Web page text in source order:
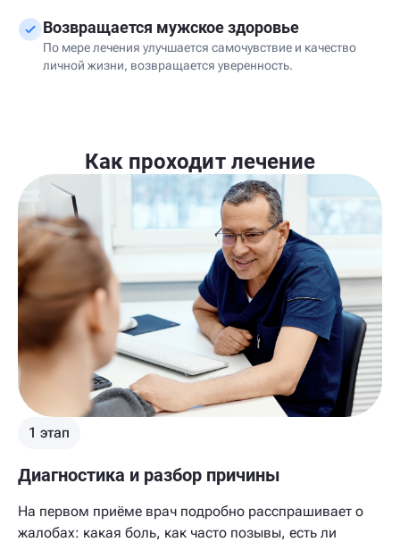
Возвращается мужское здоровье
По мере лечения улучшается самочувствие и качество
личной жизни, возвращается уверенность.
Как проходит лечение
1 этап
Диагностика и разбор причины
На первом приёме врач подробно расспрашивает о
жалобах: какая боль, как часто позывы, есть ли